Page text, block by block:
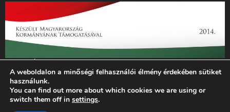
„Az Új Ember katolikus hetilap 2014. évi működésének
támogatását az EGYH-KCP-14-P-0121 sz. támogatási
szerződés keretében 3 000 000 Ft összegben támogatta az
Emberi Erőforrások Minisztériuma.”
A weboldalon a minőségi felhasználói élmény érdekében sütiket
használunk.
You can find out more about which cookies we are using or
switch them off in settings.